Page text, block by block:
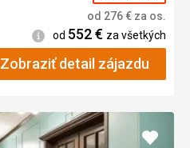
od 276€ za os.
Informácie
od 552€ za všetkých
Zobraziť detail zájazdu
Pridať